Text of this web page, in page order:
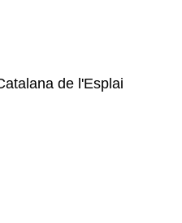
de l'Esplai